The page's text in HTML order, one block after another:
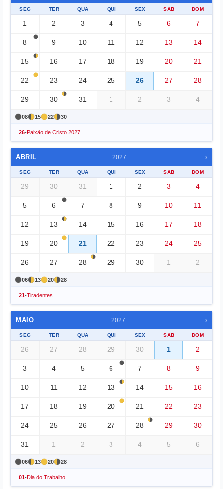
SEG TER QUA QUI SEX SAB DOM
1 2 3 4 5 6 7
8 9 10 11 12 13 14
15 16 17 18 19 20 21
22 23 24 25 26 27 28
29 30 31 1 2 3 4
08 15 22 30
26-Paixão de Cristo 2027
ABRIL 2027 ›
SEG TER QUA QUI SEX SAB DOM
29 30 31 1 2 3 4
5 6 7 8 9 10 11
12 13 14 15 16 17 18
19 20 21 22 23 24 25
26 27 28 29 30 1 2
06 13 20 28
21-Tiradentes
MAIO 2027 ›
SEG TER QUA QUI SEX SAB DOM
26 27 28 29 30 1 2
3 4 5 6 7 8 9
10 11 12 13 14 15 16
17 18 19 20 21 22 23
24 25 26 27 28 29 30
31 1 2 3 4 5 6
06 13 20 28
01-Dia do Trabalho